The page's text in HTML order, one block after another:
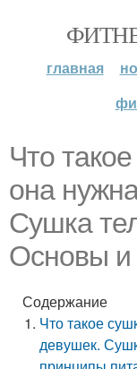
главная
Что
она
Сушка
Основы и
Содержание
Что такое
девушек.